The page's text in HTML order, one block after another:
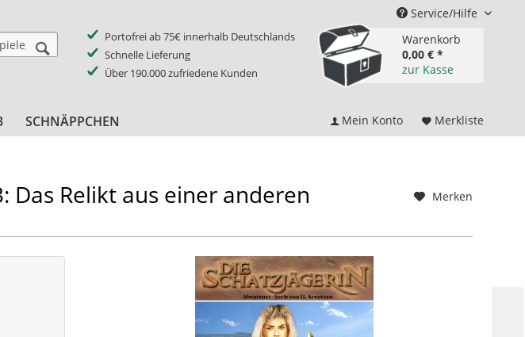
Service/Hilfe
Portofrei ab 75€ innerhalb Deutschlands
Schnelle Lieferung
Über 190.000 zufriedene Kunden
Warenkorb
0,00 € *
zur Kasse
SCHNÄPPCHEN Mein Konto Merkliste
Merken
Das Relikt aus einer anderen